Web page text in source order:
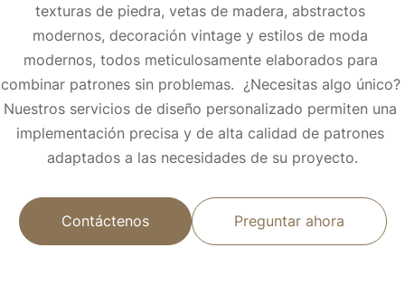
texturas de piedra, vetas de madera, abstractos
modernos, decoración vintage y estilos de moda
modernos, todos meticulosamente elaborados para
combinar patrones sin problemas. ¿Necesitas algo único?
Nuestros servicios de diseño personalizado permiten una
implementación precisa y de alta calidad de patrones
adaptados a las necesidades de su proyecto.
Contáctenos Preguntar ahora